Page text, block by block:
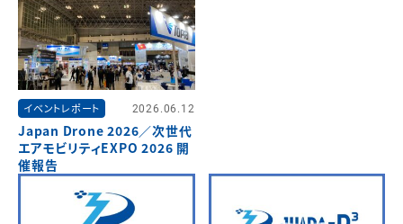
イベントレポート 2026.06.12
Japan Drone 2026／次世代
エアモビリティEXPO 2026 開
催報告